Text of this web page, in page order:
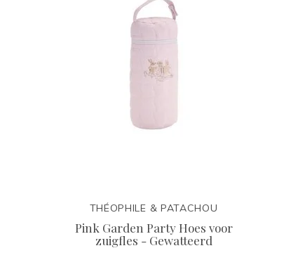
THÉOPHILE & PATACHOU
Pink Garden Party Hoes voor
zuigfles - Gewatteerd